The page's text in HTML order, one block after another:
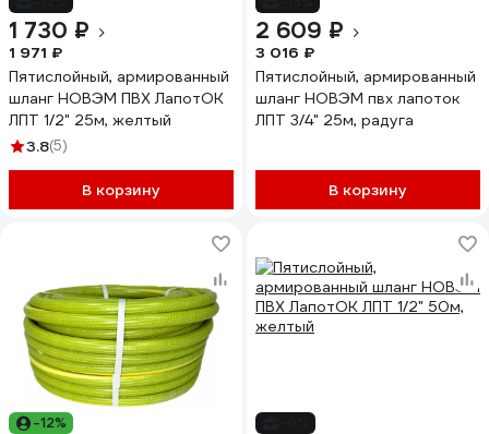
1 730 ₽
1 971 ₽
Пятислойный, армированный
шланг НОВЭМ ПВХ ЛапотОК
ЛПТ 1/2" 25м, желтый
3.8(5)
В корзину
2 609 ₽
3 016 ₽
Пятислойный, армированный
шланг НОВЭМ пвх лапоток
ЛПТ 3/4" 25м, радуга
В корзину
-12%